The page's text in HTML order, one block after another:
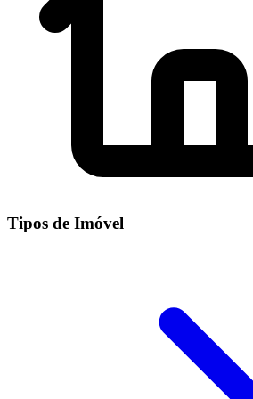
Tipos de Imóvel